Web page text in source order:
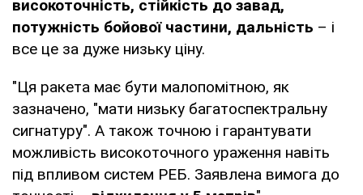
високоточність, стійкість до завад,
потужність бойової частини, дальність – і
все це за дуже низьку ціну.
"Ця ракета має бути малопомітною, як
зазначено, "мати низьку багатоспектральну
сигнатуру". А також точною і гарантувати
можливість високоточного ураження навіть
під впливом систем РЕБ. Заявлена вимога до